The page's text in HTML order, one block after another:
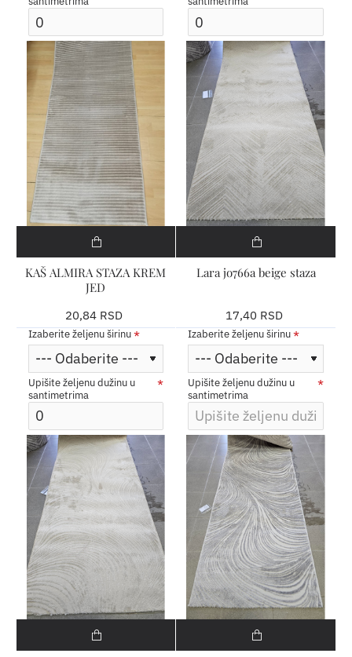
KAŠ ALMIRA STAZA KREM
JED
20,84 RSD
Izaberite željenu širinu
Upišite željenu dužinu u
santimetrima
Lara jo766a beige staza
17,40 RSD
Izaberite željenu širinu
Upišite željenu dužinu u
santimetrima